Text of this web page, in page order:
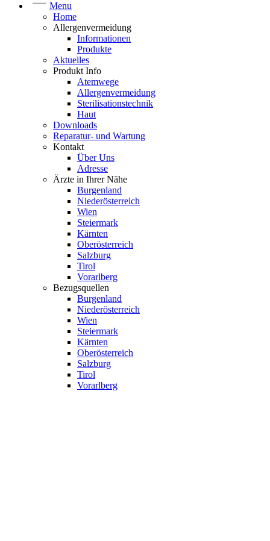
Menu
Home
Allergenvermeidung
Informationen
Produkte
Aktuelles
Produkt Info
Atemwege
Allergenvermeidung
Sterilisationstechnik
Haut
Downloads
Reparatur- und Wartung
Kontakt
Über Uns
Adresse
Ärzte in Ihrer Nähe
Burgenland
Niederösterreich
Wien
Steiermark
Kärnten
Oberösterreich
Salzburg
Tirol
Vorarlberg
Bezugsquellen
Burgenland
Niederösterreich
Wien
Steiermark
Kärnten
Oberösterreich
Salzburg
Tirol
Vorarlberg